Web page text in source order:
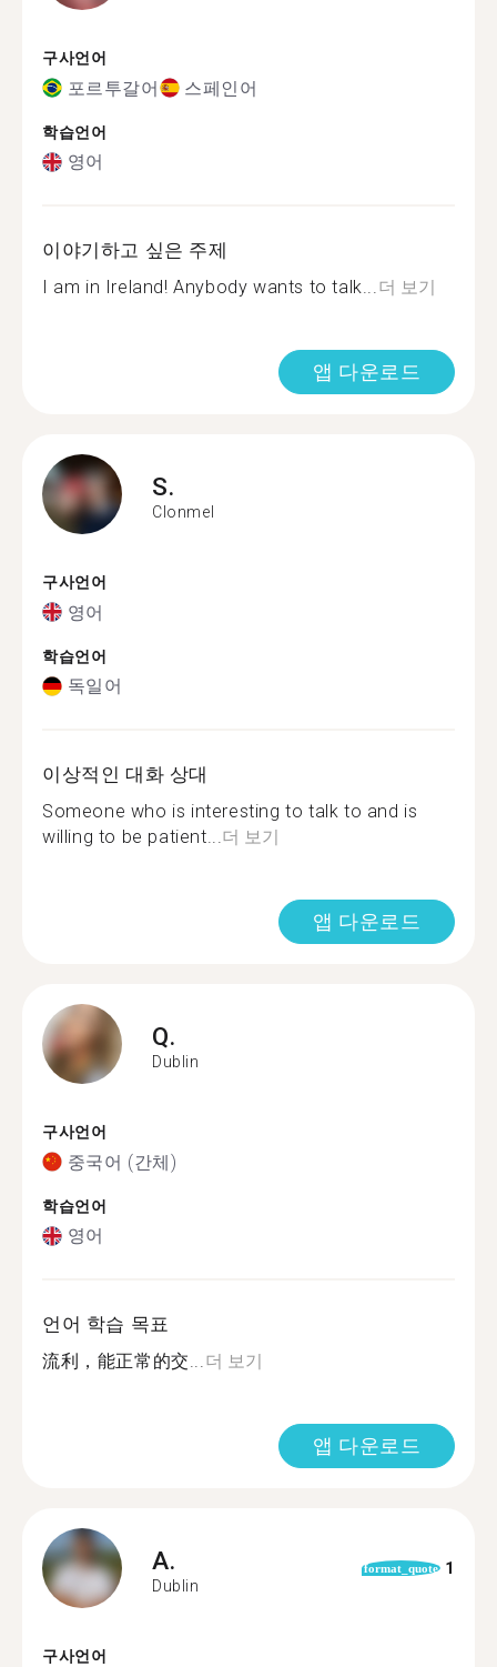
구사언어
포르투갈어 스페인어
학습언어
영어
이야기하고 싶은 주제
I am in Ireland! Anybody wants to talk...더 보기
앱 다운로드
S.
Clonmel
구사언어
영어
학습언어
독일어
이상적인 대화 상대
Someone who is interesting to talk to and is
willing to be patient...더 보기
앱 다운로드
Q.
Dublin
구사언어
중국어 (간체)
학습언어
영어
언어 학습 목표
流利，能正常的交...더 보기
앱 다운로드
A.
Dublin
format_quote 1
구사언어